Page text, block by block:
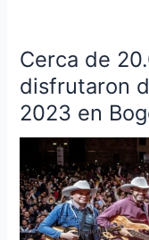
Cerca de
disfrutaron
2023 en
Cerca
de
20.000
personas
disfrutaron
de
Joropo
al
Parque